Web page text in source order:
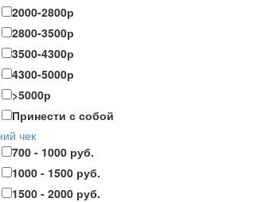
2000-2800р
2800-3500р
3500-4300р
4300-5000р
>5000р
Принести с собой
чек
700 - 1000 руб.
1000 - 1500 руб.
1500 - 2000 руб.